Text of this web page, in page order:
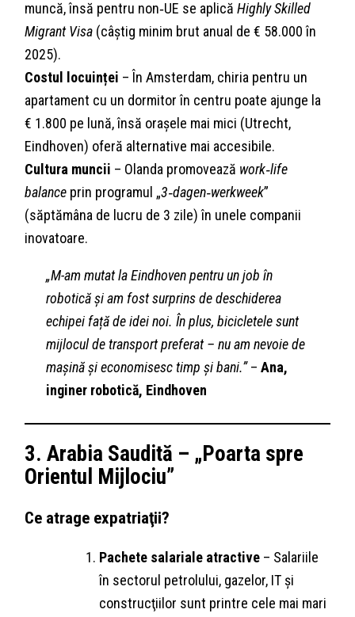
muncă, însă pentru non‑UE se aplicăHighly Skilled
Migrant Visa (câștig minim brut anual de € 58.000 în
2025).
Costul locuinței – În Amsterdam, chiria pentru un
apartament cu un dormitor în centru poate ajunge la
€ 1.800 pe lună, însă orașele mai mici (Utrecht,
Eindhoven) oferă alternative mai accesibile.
Cultura muncii – Olanda promovează work‑life
balance prin programul „3‑dagen‑werkweek”
(săptămâna de lucru de 3 zile) în unele companii
inovatoare.
„M-am mutat la Eindhoven pentru un job în
robotică și am fost surprins de deschiderea
echipei față de idei noi. În plus, bicicletele sunt
mijlocul de transport preferat – nu am nevoie de
mașină și economisesc timp și bani.”–Ana,
inginer robotică, Eindhoven
3. Arabia Saudită – „Poarta spre
Orientul Mijlociu”
Ce atrage expatriaţii?
Pachete salariale atractive – Salariile
în sectorul petrolului, gazelor, IT și
construcţiilor sunt printre cele mai mari